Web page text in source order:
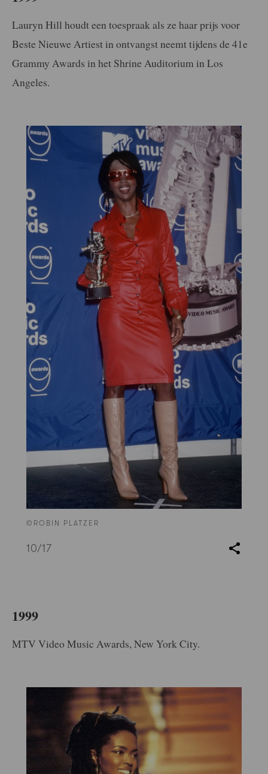
Lauryn Hill houdt een toespraak als ze haar prijs voor
Beste Nieuwe Artiest in ontvangst neemt tijdens de 41e
Grammy Awards in het Shrine Auditorium in Los
Angeles.
©ROBIN PLATZER
10/17
1999
MTV Video Music Awards, New York City.